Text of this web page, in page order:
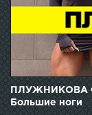
ПЛУЖНИКОВА
Большие ноги